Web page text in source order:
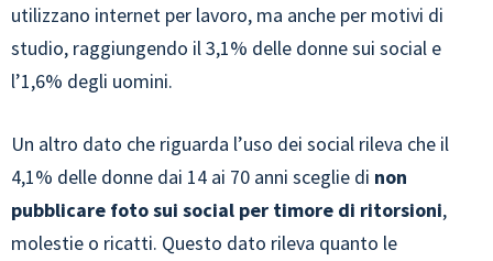
utilizzano internet per lavoro, ma anche per motivi di
studio, raggiungendo il 3,1% delle donne sui social e
l’1,6% degli uomini.
Un altro dato che riguarda l’uso dei social rileva che il
4,1% delle donne dai 14 ai 70 anni sceglie di non
pubblicare foto sui social per timore di ritorsioni,
molestie o ricatti. Questo dato rileva quanto le